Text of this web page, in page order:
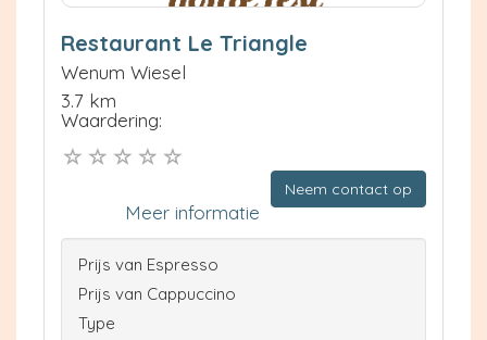
Restaurant Le Triangle
Wenum Wiesel
3.7 km
Waardering:
Neem contact op
Meer informatie
Prijs van Espresso
Prijs van Cappuccino
Type